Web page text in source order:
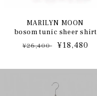
MARILYN MOON
bosom tunic sheer shirt
通
価
¥26,400
セ
ル
価
¥18,480